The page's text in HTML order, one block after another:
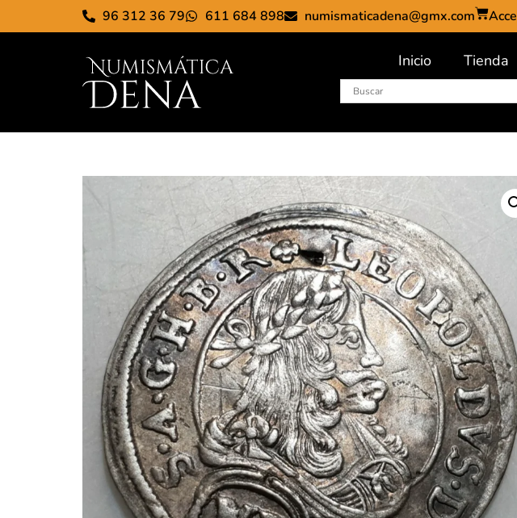
96 312 36 79 611 684 898 numismaticadena@gmx.com
Inicio Tienda